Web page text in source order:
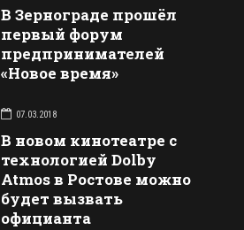
В Зернограде прошёл
первый форум
предпринимателей
«Новое время»
07.03.2018
В новом кинотеатре с
технологией Dolby
Atmos в Ростове можно
будет вызвать
официанта